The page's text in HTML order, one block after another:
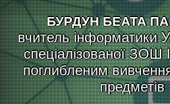
БУРДУН БЕАТА
вчитель інформатики
спеціалізованої
поглибленим
предметів